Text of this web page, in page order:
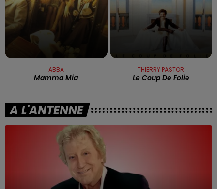
ABBA
Mamma Mia
THIERRY PASTOR
Le Coup De Folie
A L'ANTENNE